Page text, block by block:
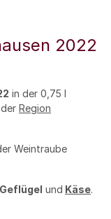
2022
in der 0,75 l
der Region
Weintraube
, Geflügel und Käse.